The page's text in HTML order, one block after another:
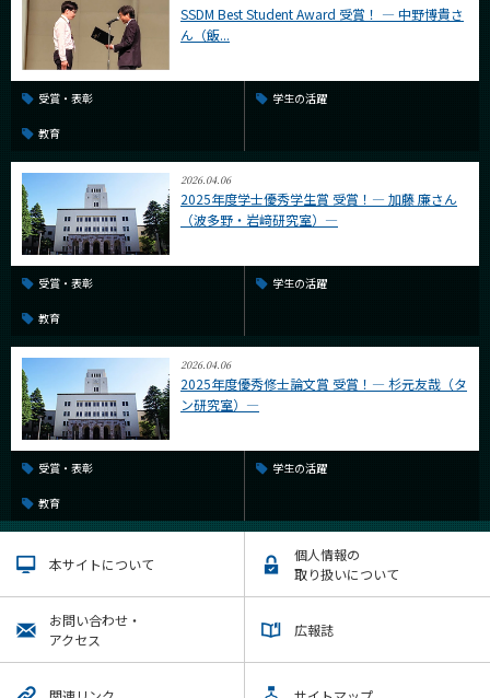
SSDM Best Student Award 受賞！ ― 中野博貴さ
ん（飯...
受賞・表彰 学生の活躍
教育
2026.04.06
2025年度学士優秀学生賞 受賞！― 加藤 廉さん
（波多野・岩﨑研究室）―
受賞・表彰 学生の活躍
教育
2026.04.06
2025年度優秀修士論文賞 受賞！― 杉元友哉（タ
ン研究室）―
受賞・表彰 学生の活躍
教育
本サイトについて
個人情報の
取り扱いについて
お問い合わせ・
アクセス
広報誌